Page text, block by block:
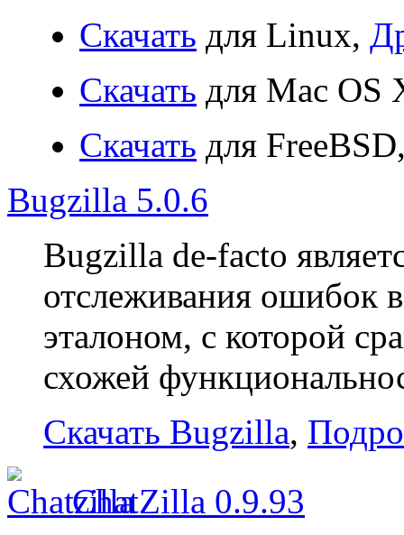
Скачать для Linux,
Скачать для Mac OS
Скачать для
Bugzilla 5.0.6
Bugzilla de-facto
отслеживания ошибок
эталоном, с которой
схожей
Скачать Bugzilla,
ChatZilla 0.9.93